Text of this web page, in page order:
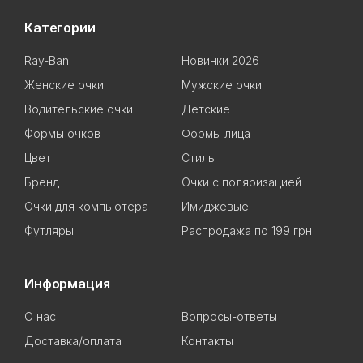
Категории
Ray-Ban
Новинки 2026
Женские очки
Мужские очки
Водительские очки
Детские
Формы очков
Формы лица
Цвет
Стиль
Бренд
Очки с поляризацией
Очки для компьютера
Имиджевые
Футляры
Распродажа по 199 грн
Информация
О нас
Вопросы-ответы
Доставка/оплата
Контакты